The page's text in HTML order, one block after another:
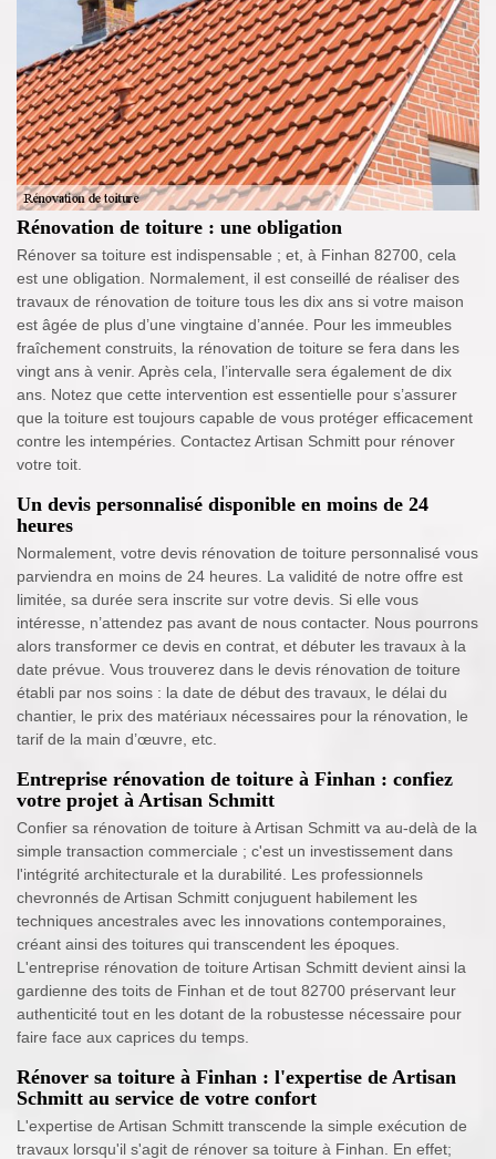
Rénovation de toiture : une obligation
Rénover sa toiture est indispensable ; et, à Finhan 82700, cela
est une obligation. Normalement, il est conseillé de réaliser des
travaux de rénovation de toiture tous les dix ans si votre maison
est âgée de plus d’une vingtaine d’année. Pour les immeubles
fraîchement construits, la rénovation de toiture se fera dans les
vingt ans à venir. Après cela, l’intervalle sera également de dix
ans. Notez que cette intervention est essentielle pour s’assurer
que la toiture est toujours capable de vous protéger efficacement
contre les intempéries. Contactez Artisan Schmitt pour rénover
votre toit.
Un devis personnalisé disponible en moins de 24
heures
Normalement, votre devis rénovation de toiture personnalisé vous
parviendra en moins de 24 heures. La validité de notre offre est
limitée, sa durée sera inscrite sur votre devis. Si elle vous
intéresse, n’attendez pas avant de nous contacter. Nous pourrons
alors transformer ce devis en contrat, et débuter les travaux à la
date prévue. Vous trouverez dans le devis rénovation de toiture
établi par nos soins : la date de début des travaux, le délai du
chantier, le prix des matériaux nécessaires pour la rénovation, le
tarif de la main d’œuvre, etc.
Entreprise rénovation de toiture à Finhan : confiez
votre projet à Artisan Schmitt
Confier sa rénovation de toiture à Artisan Schmitt va au-delà de la
simple transaction commerciale ; c'est un investissement dans
l'intégrité architecturale et la durabilité. Les professionnels
chevronnés de Artisan Schmitt conjuguent habilement les
techniques ancestrales avec les innovations contemporaines,
créant ainsi des toitures qui transcendent les époques.
L'entreprise rénovation de toiture Artisan Schmitt devient ainsi la
gardienne des toits de Finhan et de tout 82700 préservant leur
authenticité tout en les dotant de la robustesse nécessaire pour
faire face aux caprices du temps.
Rénover sa toiture à Finhan : l'expertise de Artisan
Schmitt au service de votre confort
L'expertise de Artisan Schmitt transcende la simple exécution de
travaux lorsqu'il s'agit de rénover sa toiture à Finhan. En effet;